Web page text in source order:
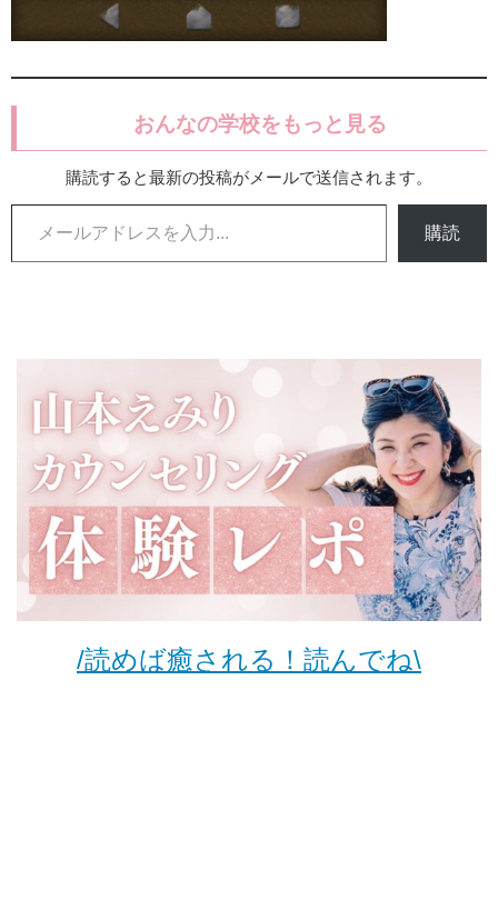
おんなの学校をもっと見る
購読すると最新の投稿がメールで送信されます。
メールアドレスを入力...
購読
/読めば癒される！読んでね\